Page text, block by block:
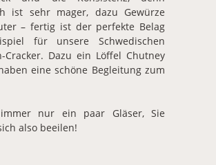
ist sehr mager, dazu Gewürze
– fertig ist der perfekte Belag
für unsere Schwedischen
Cracker. Dazu ein Löffel Chutney
eine schöne Begleitung zum
nur ein paar Gläser, Sie
also beeilen!